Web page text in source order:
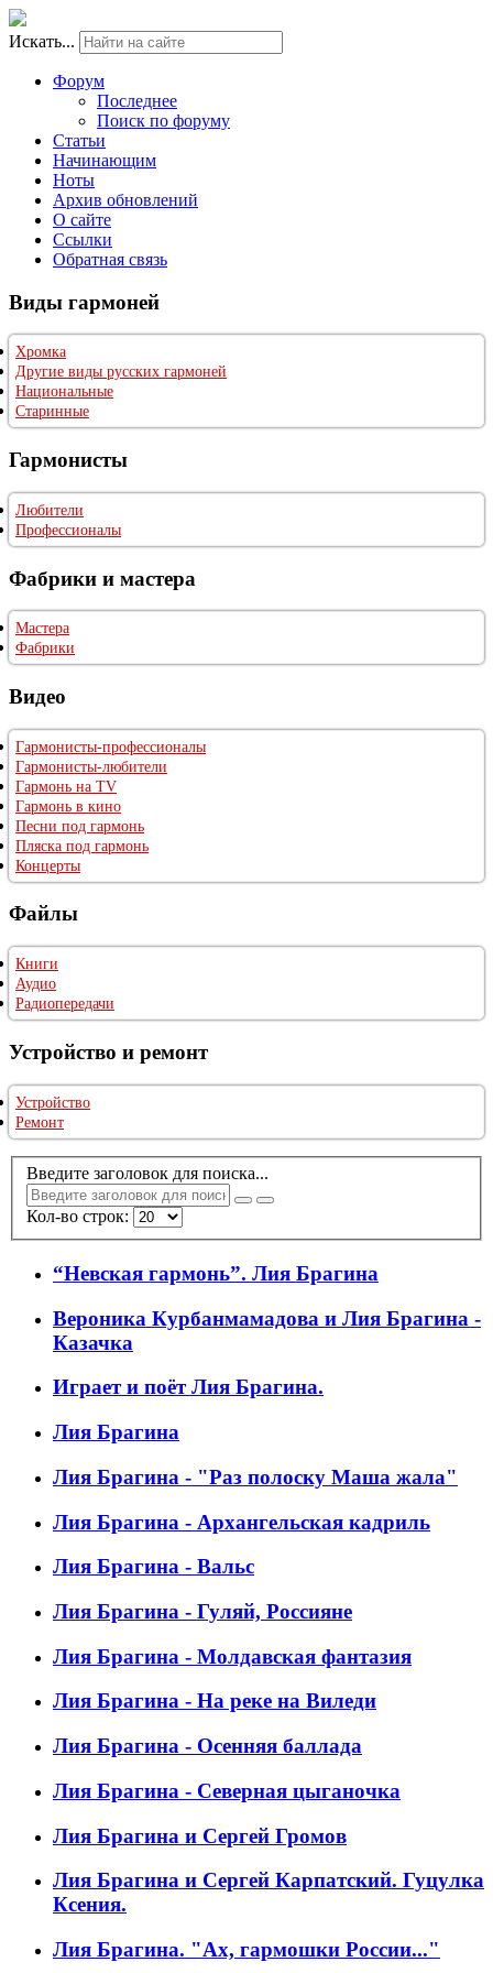
Искать...
Форум
Последнее
Поиск по форуму
Статьи
Начинающим
Ноты
Архив обновлений
О сайте
Ссылки
Обратная связь
Виды гармоней
Хромка
Другие виды русских гармоней
Национальные
Старинные
Гармонисты
Любители
Профессионалы
Фабрики и мастера
Мастера
Фабрики
Видео
Гармонисты-профессионалы
Гармонисты-любители
Гармонь на TV
Гармонь в кино
Песни под гармонь
Пляска под гармонь
Концерты
Файлы
Книги
Аудио
Радиопередачи
Устройство и ремонт
Устройство
Ремонт
Введите заголовок для поиска...
Кол-во строк:
“Невская гармонь”. Лия Брагина
Вероника Курбанмамадова и Лия Брагина -
Казачка
Играет и поёт Лия Брагина.
Лия Брагина
Лия Брагина - "Раз полоску Маша жала"
Лия Брагина - Архангельская кадриль
Лия Брагина - Вальс
Лия Брагина - Гуляй, Россияне
Лия Брагина - Молдавская фантазия
Лия Брагина - На реке на Виледи
Лия Брагина - Осенняя баллада
Лия Брагина - Северная цыганочка
Лия Брагина и Сергей Громов
Лия Брагина и Сергей Карпатский. Гуцулка
Ксения.
Лия Брагина. "Ах, гармошки России..."